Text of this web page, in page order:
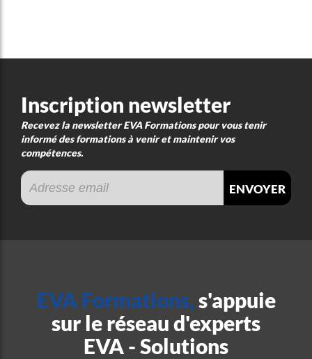
Inscription newsletter
Recevez la newsletter EVA Formations pour vous tenir
informé des formations à venir et maintenir vos
compétences.
envoyer
EVA Formations,s'appuie
sur le réseau d'experts
EVA - Solutions